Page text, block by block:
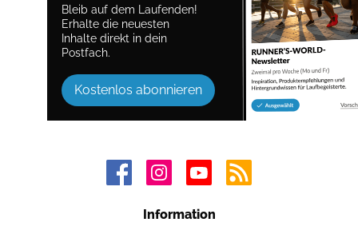
Bleib auf dem Laufenden!
Erhalte die neuesten
Inhalte direkt in dein
Postfach.
Kostenlos abonnieren
Information